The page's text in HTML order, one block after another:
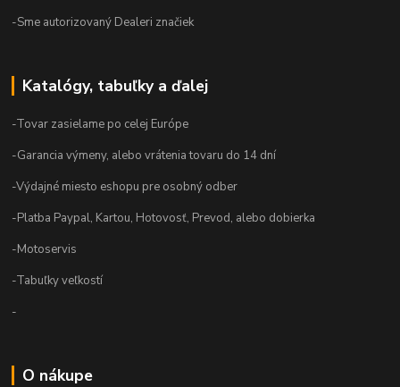
-Sme autorizovaný Dealeri značiek
Katalógy, tabuľky a ďalej
-Tovar zasielame po celej Európe
-Garancia výmeny, alebo vrátenia tovaru do 14 dní
-Výdajné miesto eshopu pre osobný odber
-Platba Paypal, Kartou, Hotovosť, Prevod, alebo dobierka
-Motoservis
-Tabuľky veľkostí
-
O nákupe